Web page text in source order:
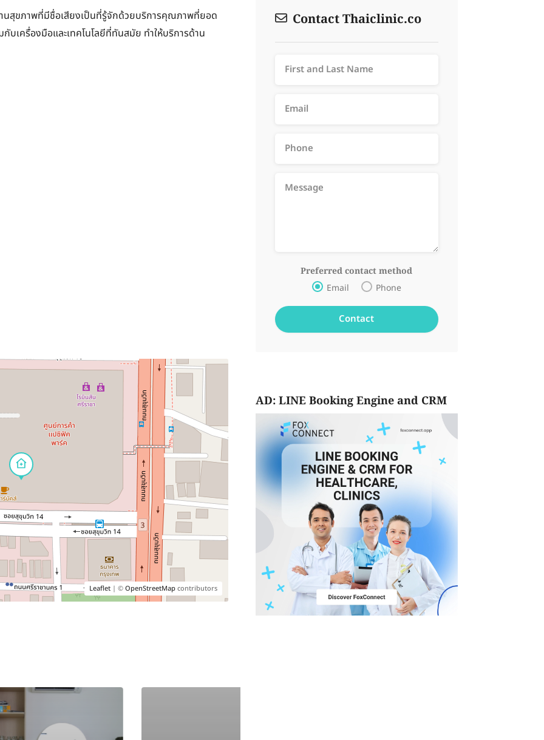
นสุขภาพที่มีชื่อเสียงเป็นที่รู้จักด้วยบริการคุณภาพที่ยอด
เครื่องมือและเทคโนโลยีที่ทันสมัย ทำให้บริการด้าน
Leaflet| ©OpenStreetMapcontributors
Contact Thaiclinic.co
Preferred contact method
Email Phone
AD: LINE Booking Engine and CRM